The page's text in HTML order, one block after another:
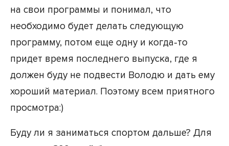
на свои программы и понимал, что
необходимо будет делать следующую
программу, потом еще одну и когда-то
придет время последнего выпуска, где я
должен буду не подвести Володю и дать ему
хороший материал. Поэтому всем приятного
просмотра:)
Буду ли я заниматься спортом дальше? Для